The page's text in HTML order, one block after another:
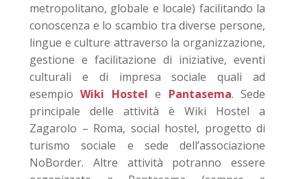
metropolitano, globale e locale) facilitando la
conoscenza e lo scambio tra diverse persone,
lingue e culture attraverso la organizzazione,
gestione e facilitazione di iniziative, eventi
culturali e di impresa sociale quali ad
esempioWiki Hostel e Pantasema. Sede
principale delle attività è Wiki Hostel a
Zagarolo – Roma, social hostel, progetto di
turismo sociale e sede dell’associazione
NoBorder. Altre attività potranno essere